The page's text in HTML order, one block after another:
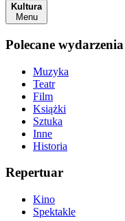
Kultura
Menu
Polecane wydarzenia
Muzyka
Teatr
Film
Książki
Sztuka
Inne
Historia
Repertuar
Kino
Spektakle